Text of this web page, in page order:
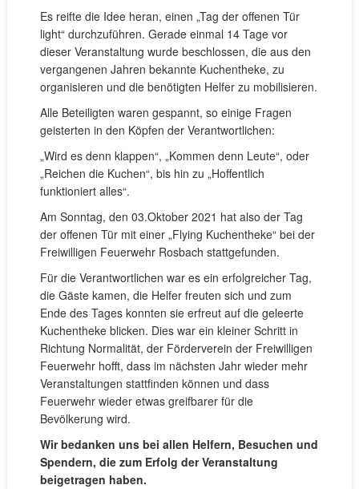
Es reifte die Idee heran, einen „Tag der offenen Tür
light“ durchzuführen. Gerade einmal 14 Tage vor
dieser Veranstaltung wurde beschlossen, die aus den
vergangenen Jahren bekannte Kuchentheke, zu
organisieren und die benötigten Helfer zu mobilisieren.
Alle Beteiligten waren gespannt, so einige Fragen
geisterten in den Köpfen der Verantwortlichen:
„Wird es denn klappen“, „Kommen denn Leute“, oder
„Reichen die Kuchen“, bis hin zu „Hoffentlich
funktioniert alles“.
Am Sonntag, den 03.Oktober 2021 hat also der Tag
der offenen Tür mit einer „Flying Kuchentheke“ bei der
Freiwilligen Feuerwehr Rosbach stattgefunden.
Für die Verantwortlichen war es ein erfolgreicher Tag,
die Gäste kamen, die Helfer freuten sich und zum
Ende des Tages konnten sie erfreut auf die geleerte
Kuchentheke blicken. Dies war ein kleiner Schritt in
Richtung Normalität, der Förderverein der Freiwilligen
Feuerwehr hofft, dass im nächsten Jahr wieder mehr
Veranstaltungen stattfinden können und dass
Feuerwehr wieder etwas greifbarer für die
Bevölkerung wird.
Wir bedanken uns bei allen Helfern, Besuchen und
Spendern, die zum Erfolg der Veranstaltung
beigetragen haben.